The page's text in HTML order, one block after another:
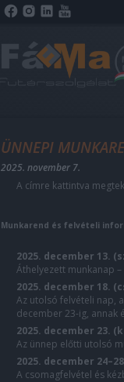
ÜNNEPI
2025. november 7.
A címre kattintva
Munkarend és felvételi
2025. december 13.
Áthelyezett munkanap
2025. december 18.
Az utolsó felvételi nap,
december 23-ig, annak
2025. december 23.
Az ünnep előtti utolsó
2025. december
A csomagfelvétel és